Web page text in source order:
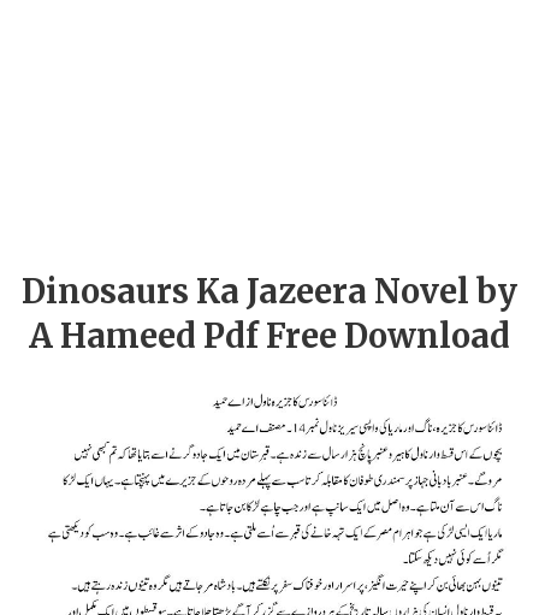
Dinosaurs Ka Jazeera Novel by
A Hameed Pdf Free Download